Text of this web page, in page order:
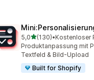
5,0von 5 Sternen
(130)
130 Rezensionen
•Kostenloser
Produktanpassung mit
Textfeld & Bild-Upload
Built for Shopify